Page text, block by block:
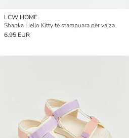
LCW HOME
Shapka Hello Kitty të stampuara për vajza
6.95 EUR